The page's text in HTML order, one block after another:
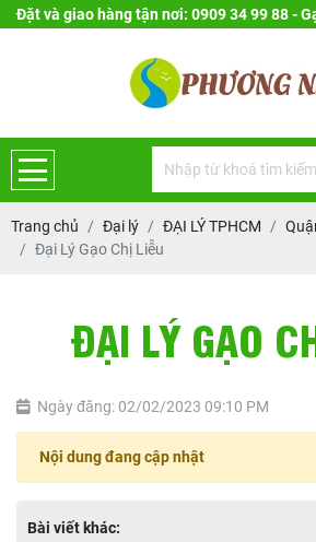
Đặt và giao hàng tận nơi: 0909 34 99 88 -
Trang chủ Đại lý ĐẠI LÝ TPHCM
Đại Lý Gạo Chị Liễu
ĐẠI LÝ GẠO
Ngày đăng: 02/02/2023 09:10 PM
Nội dung đang cập nhật
Bài viết khác: